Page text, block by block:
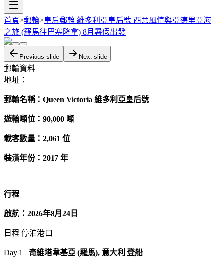
首頁>郵輪>皇后郵輪 維多利亞皇后號 西意風情與亞德里亞海
之旅 (羅馬往巴塞隆拿) 8月暑假出發
Previous slide Next slide
郵輪資料
地址：
郵輪名稱：Queen Victoria 維多利亞皇后號
遊輪噸位：90,000 噸
載客數量：2,061 位
裝潢年份：2017 年
行程
啟航：2026年8月24日
日程 停泊港口
Day 1 奇維塔韋基亞 (羅馬), 意大利 登船